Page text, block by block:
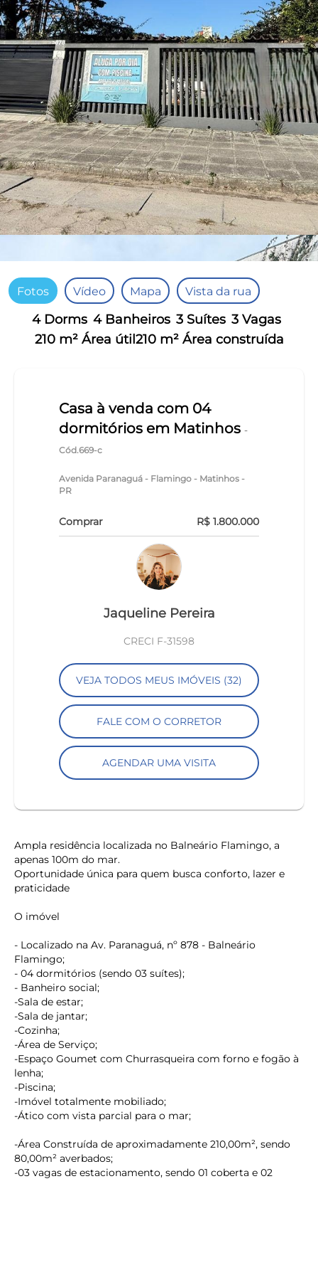
Fotos Vídeo Mapa Vista da rua
4 Dorms 4 Banheiros 3 Suítes 3 Vagas
210 m² Área útil 210 m² Área construída
Casa à venda com 04
dormitórios em Matinhos-
Cód.669-c
Avenida Paranaguá - Flamingo - Matinhos -
PR
Comprar R$ 1.800.000
Jaqueline Pereira
CRECI F-31598
VEJA TODOS MEUS IMÓVEIS (32)
FALE COM O CORRETOR
AGENDAR UMA VISITA
keyboard_backspace
Ampla residência localizada no Balneário Flamingo, a
apenas 100m do mar.
Oportunidade única para quem busca conforto, lazer e
praticidade
O imóvel
- Localizado na Av. Paranaguá, nº 878 - Balneário
Flamingo;
- 04 dormitórios (sendo 03 suítes);
- Banheiro social;
-Sala de estar;
-Sala de jantar;
-Cozinha;
-Área de Serviço;
-Espaço Goumet com Churrasqueira com forno e fogão à
lenha;
-Piscina;
-Imóvel totalmente mobiliado;
-Ático com vista parcial para o mar;
-Área Construída de aproximadamente 210,00m², sendo
80,00m² averbados;
-03 vagas de estacionamento, sendo 01 coberta e 02